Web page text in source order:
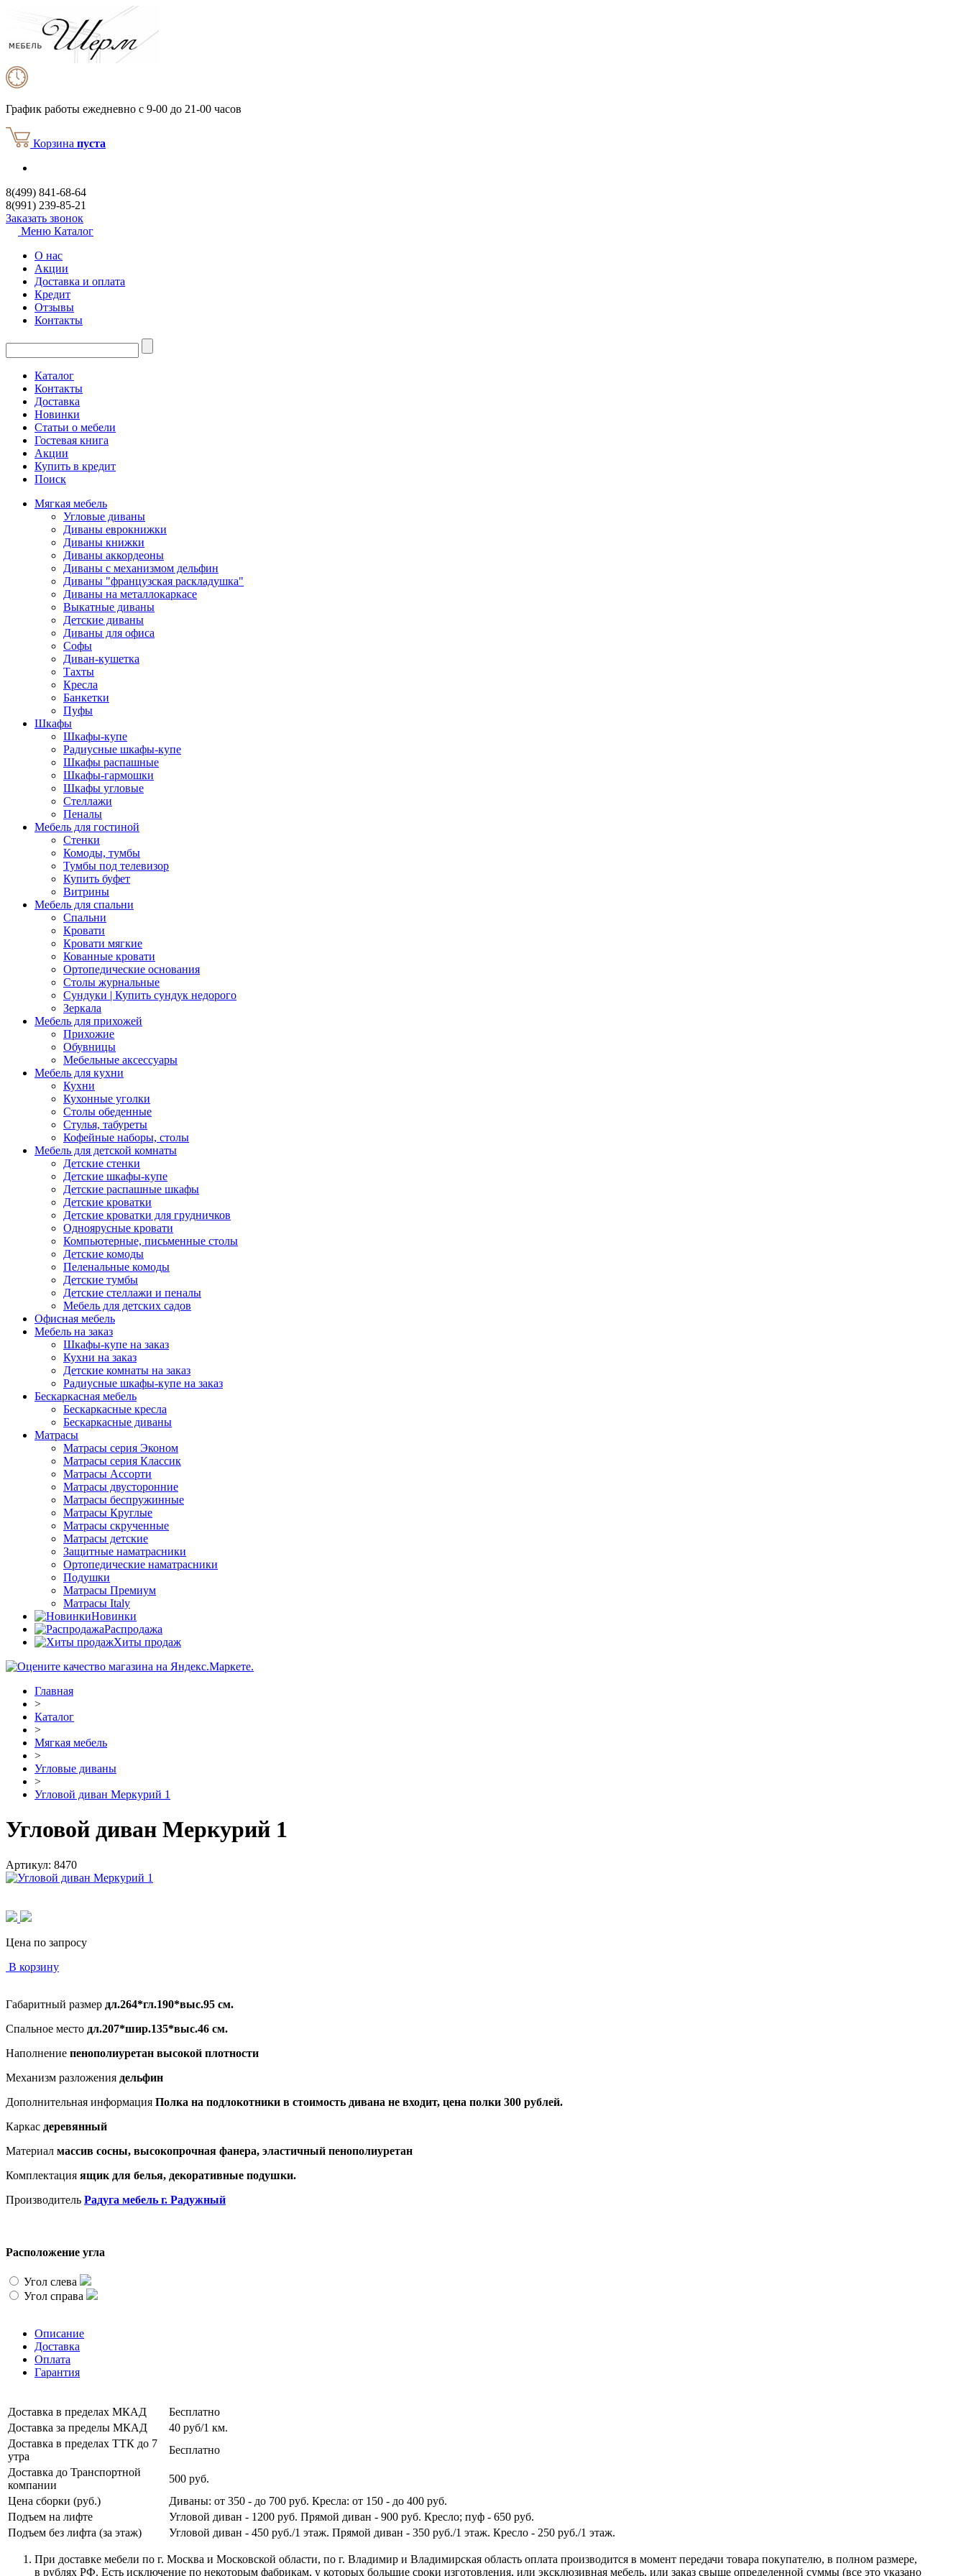
График работы ежедневно с 9-00 до 21-00 часов
Корзина пуста
8(499) 841-68-64
8(991) 239-85-21
Заказать звонок
Меню Каталог
О нас
Акции
Доставка и оплата
Кредит
Отзывы
Контакты
Каталог
Контакты
Доставка
Новинки
Статьи о мебели
Гостевая книга
Акции
Купить в кредит
Поиск
Мягкая мебель
Угловые диваны
Диваны еврокнижки
Диваны книжки
Диваны аккордеоны
Диваны с механизмом дельфин
Диваны "французская раскладушка"
Диваны на металлокаркасе
Выкатные диваны
Детские диваны
Диваны для офиса
Софы
Диван-кушетка
Тахты
Кресла
Банкетки
Пуфы
Шкафы
Шкафы-купе
Радиусные шкафы-купе
Шкафы распашные
Шкафы-гармошки
Шкафы угловые
Стеллажи
Пеналы
Мебель для гостиной
Стенки
Комоды, тумбы
Тумбы под телевизор
Купить буфет
Витрины
Мебель для спальни
Спальни
Кровати
Кровати мягкие
Кованные кровати
Ортопедические основания
Столы журнальные
Сундуки | Купить сундук недорого
Зеркала
Мебель для прихожей
Прихожие
Обувницы
Мебельные аксессуары
Мебель для кухни
Кухни
Кухонные уголки
Столы обеденные
Стулья, табуреты
Кофейные наборы, столы
Мебель для детской комнаты
Детские стенки
Детские шкафы-купе
Детские распашные шкафы
Детские кроватки
Детские кроватки для грудничков
Одноярусные кровати
Компьютерные, письменные столы
Детские комоды
Пеленальные комоды
Детские тумбы
Детские стеллажи и пеналы
Мебель для детских садов
Офисная мебель
Мебель на заказ
Шкафы-купе на заказ
Кухни на заказ
Детские комнаты на заказ
Радиусные шкафы-купе на заказ
Бескаркасная мебель
Бескаркасные кресла
Бескаркасные диваны
Матрасы
Матрасы серия Эконом
Матрасы серия Классик
Матрасы Ассорти
Матрасы двусторонние
Матрасы беспружинные
Матрасы Круглые
Матрасы скрученные
Матрасы детские
Защитные наматрасники
Ортопедические наматрасники
Подушки
Матрасы Премиум
Матрасы Italy
Новинки
Распродажа
Хиты продаж
Главная
>
Каталог
>
Мягкая мебель
>
Угловые диваны
>
Угловой диван Меркурий 1
Угловой диван Меркурий 1
Артикул: 8470
Цена по запросу
В корзину
Габаритный размер дл.264*гл.190*выс.95 см.
Спальное место дл.207*шир.135*выс.46 см.
Наполнение пенополиуретан высокой плотности
Механизм разложения дельфин
Дополнительная информация Полка на подлокотники в стоимость дивана не входит, цена полки 300 рублей.
Каркас деревянный
Материал массив сосны, высокопрочная фанера, эластичный пенополиуретан
Комплектация ящик для белья, декоративные подушки.
Производитель Радуга мебель г. Радужный
Расположение угла
Угол слева
Угол справа
Описание
Доставка
Оплата
Гарантия
Доставка в пределах МКАД
Бесплатно
Доставка за пределы МКАД
40 руб/1 км.
Доставка в пределах ТТК до 7
утра
Бесплатно
Доставка до Транспортной
компании
500 руб.
Цена сборки (руб.)
Диваны: от 350 - до 700 руб. Кресла: от 150 - до 400 руб.
Подъем на лифте
Угловой диван - 1200 руб. Прямой диван - 900 руб. Кресло; пуф - 650 руб.
Подъем без лифта (за этаж)
Угловой диван - 450 руб./1 этаж. Прямой диван - 350 руб./1 этаж. Кресло - 250 руб./1 этаж.
При доставке мебели по г. Москва и Московской области, по г. Владимир и Владимирская область оплата производится в момент передачи товара покупателю, в полном размере,
в рублях РФ. Есть исключение по некоторым фабрикам, у которых большие сроки изготовления, или эксклюзивная мебель, или заказ свыше определенной суммы (все это указано